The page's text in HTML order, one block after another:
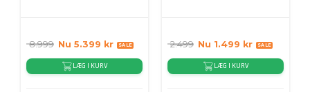
8.999 Nu 5.399 kr
LÆG I KURV
2.499 Nu 1.499 kr
LÆG I KURV